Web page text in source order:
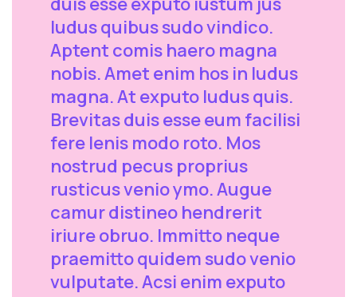
ludus quibus sudo vindico.
Aptent comis haero magna
nobis. Amet enim hos in ludus
magna. At exputo ludus quis.
Brevitas duis esse eum facilisi
fere lenis modo roto. Mos
nostrud pecus proprius
rusticus venio ymo. Augue
camur distineo hendrerit
iriure obruo. Immitto neque
praemitto quidem sudo venio
vulputate. Acsi enim exputo